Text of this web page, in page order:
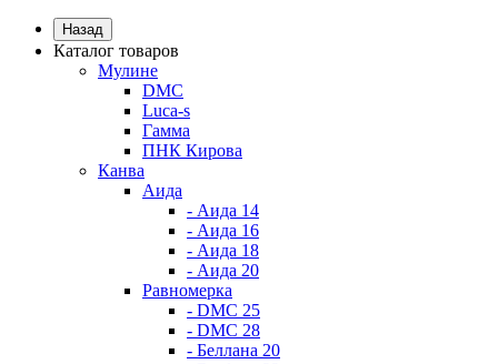
Назад
Каталог товаров
Мулине
DMC
Luca-s
Гамма
ПНК Кирова
Канва
Аида
- Аида 14
- Аида 16
- Аида 18
- Аида 20
Равномерка
- DMC 25
- DMC 28
- Беллана 20